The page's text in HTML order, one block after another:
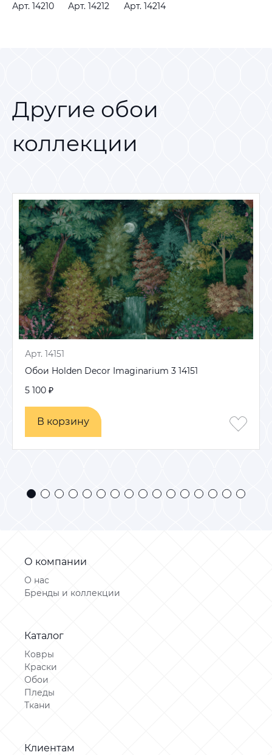
Арт. 14210 Арт. 14212 Арт. 14214
Другие обои
коллекции
Арт. 14151
Обои Holden Decor Imaginarium 3 14151
5 100 ₽
В корзину
В корзину
О компании
О нас
Бренды и коллекции
Каталог
Ковры
Краски
Обои
Пледы
Ткани
Клиентам